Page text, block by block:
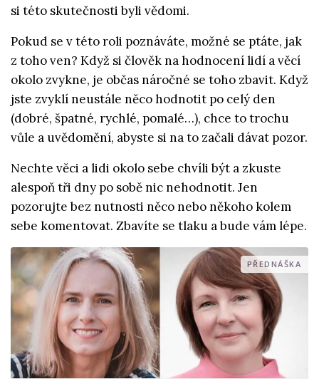
si této skutečnosti byli vědomi.
Pokud se v této roli poznáváte, možné se ptáte, jak
z toho ven? Když si člověk na hodnocení lidí a věcí
okolo zvykne, je občas náročné se toho zbavit. Když
jste zvyklí neustále něco hodnotit po celý den
(dobré, špatné, rychlé, pomalé…), chce to trochu
vůle a uvědomění, abyste si na to začali dávat pozor.
Nechte věci a lidi okolo sebe chvíli být a zkuste
alespoň tři dny po sobě nic nehodnotit. Jen
pozorujte bez nutnosti něco nebo někoho kolem
sebe komentovat. Zbavíte se tlaku a bude vám lépe.
PŘEDNÁŠKA